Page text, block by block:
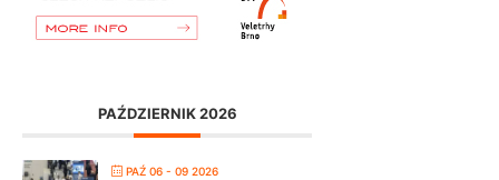
PAŹDZIERNIK 2026
PAŹ 06 - 09 2026